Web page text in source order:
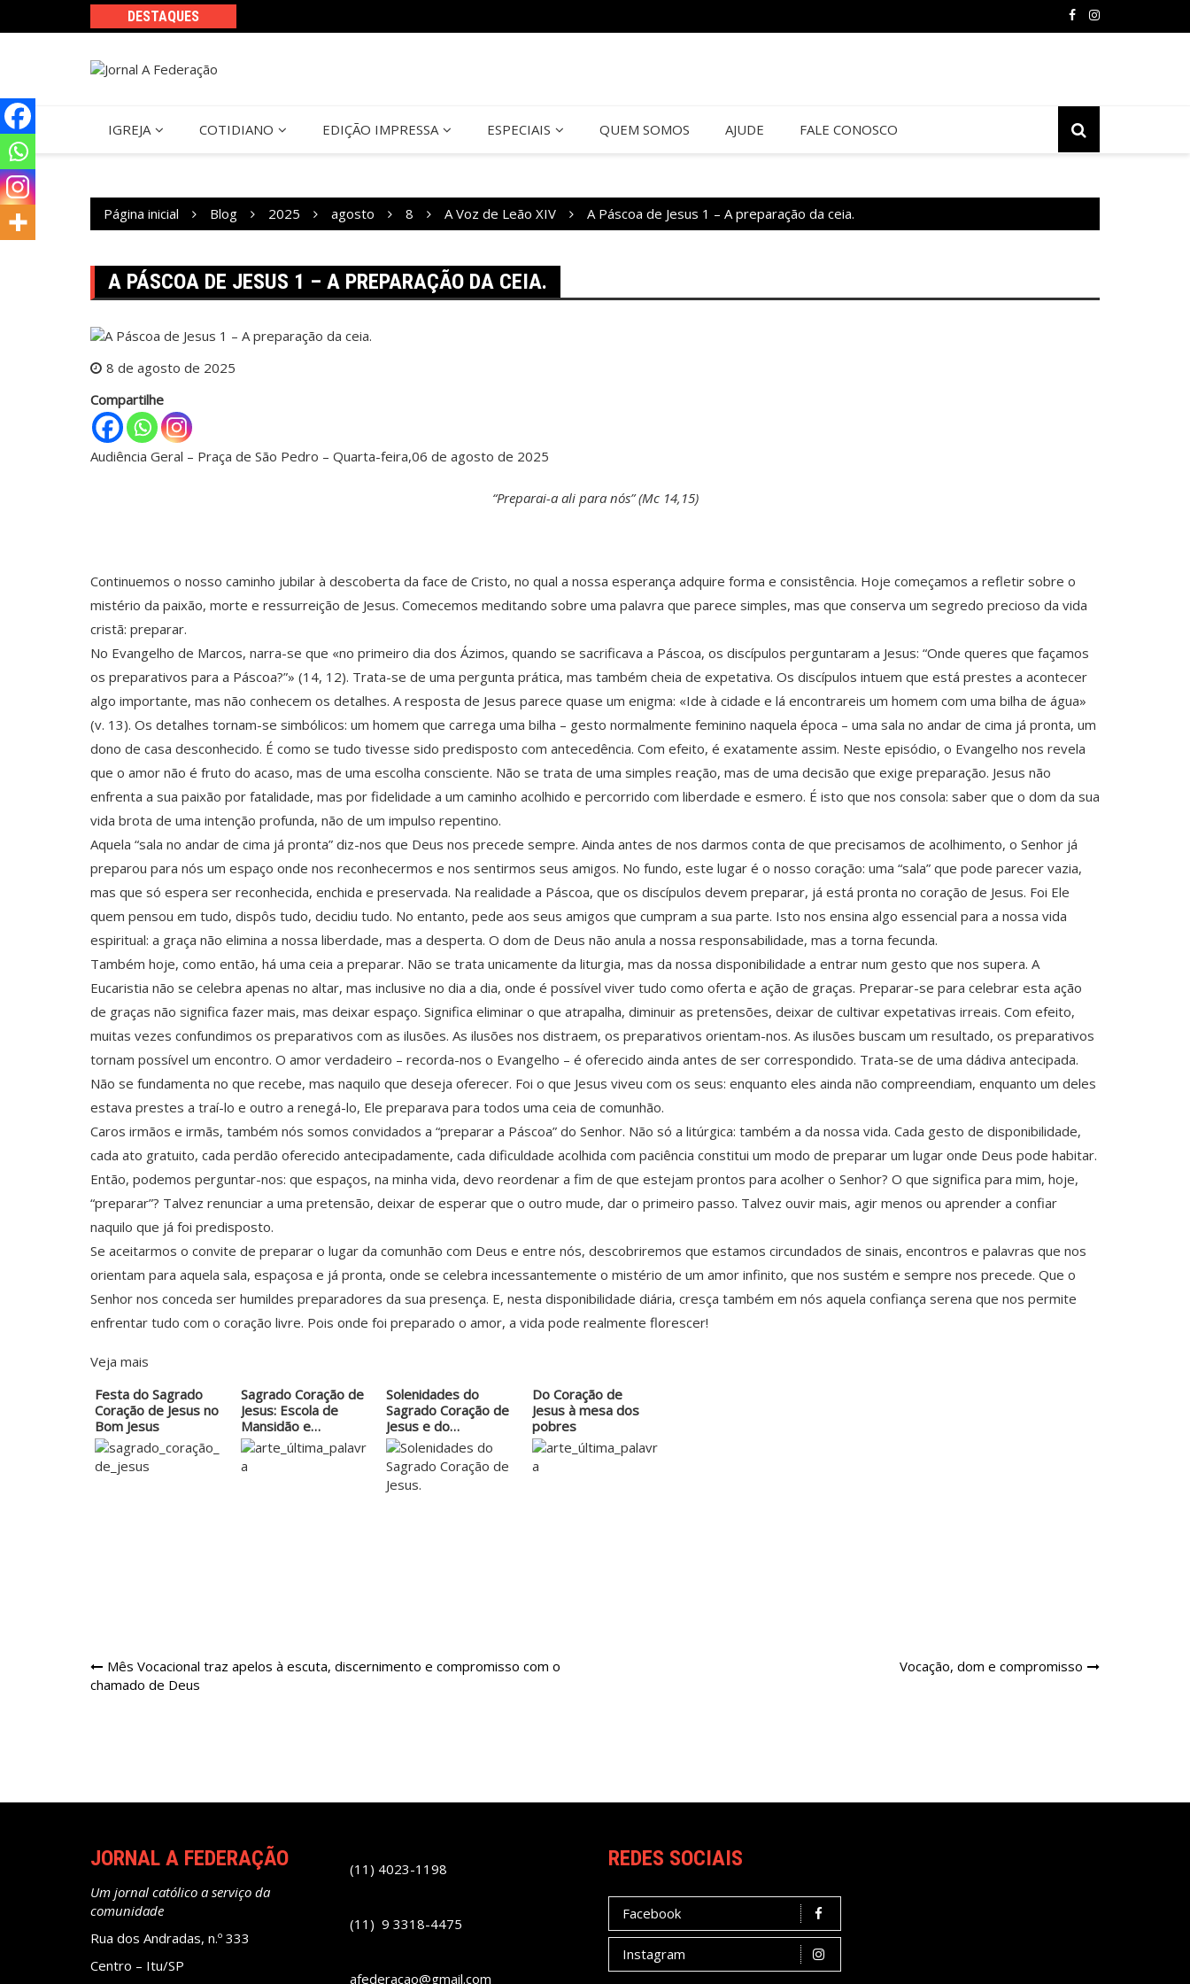
DESTAQUES
IGREJA COTIDIANO EDIÇÃO IMPRESSA ESPECIAIS QUEM SOMOS AJUDE FALE CONOSCO
Página inicial Blog 2025 agosto 8 A Voz de Leão XIV A Páscoa de Jesus 1 – A preparação da ceia.
A PÁSCOA DE JESUS 1 – A PREPARAÇÃO DA CEIA.
8 de agosto de 2025
Compartilhe
Audiência Geral – Praça de São Pedro – Quarta-feira,06 de agosto de 2025
“Preparai-a ali para nós” (Mc 14,15)
Continuemos o nosso caminho jubilar à descoberta da face de Cristo, no qual a nossa esperança adquire forma e consistência. Hoje começamos a refletir sobre o
mistério da paixão, morte e ressurreição de Jesus. Comecemos meditando sobre uma palavra que parece simples, mas que conserva um segredo precioso da vida
cristã: preparar.
No Evangelho de Marcos, narra-se que «no primeiro dia dos Ázimos, quando se sacrificava a Páscoa, os discípulos perguntaram a Jesus: “Onde queres que façamos
os preparativos para a Páscoa?”» (14, 12). Trata-se de uma pergunta prática, mas também cheia de expetativa. Os discípulos intuem que está prestes a acontecer
algo importante, mas não conhecem os detalhes. A resposta de Jesus parece quase um enigma: «Ide à cidade e lá encontrareis um homem com uma bilha de água»
(v. 13). Os detalhes tornam-se simbólicos: um homem que carrega uma bilha – gesto normalmente feminino naquela época – uma sala no andar de cima já pronta, um
dono de casa desconhecido. É como se tudo tivesse sido predisposto com antecedência. Com efeito, é exatamente assim. Neste episódio, o Evangelho nos revela
que o amor não é fruto do acaso, mas de uma escolha consciente. Não se trata de uma simples reação, mas de uma decisão que exige preparação. Jesus não
enfrenta a sua paixão por fatalidade, mas por fidelidade a um caminho acolhido e percorrido com liberdade e esmero. É isto que nos consola: saber que o dom da sua
vida brota de uma intenção profunda, não de um impulso repentino.
Aquela “sala no andar de cima já pronta” diz-nos que Deus nos precede sempre. Ainda antes de nos darmos conta de que precisamos de acolhimento, o Senhor já
preparou para nós um espaço onde nos reconhecermos e nos sentirmos seus amigos. No fundo, este lugar é o nosso coração: uma “sala” que pode parecer vazia,
mas que só espera ser reconhecida, enchida e preservada. Na realidade a Páscoa, que os discípulos devem preparar, já está pronta no coração de Jesus. Foi Ele
quem pensou em tudo, dispôs tudo, decidiu tudo. No entanto, pede aos seus amigos que cumpram a sua parte. Isto nos ensina algo essencial para a nossa vida
espiritual: a graça não elimina a nossa liberdade, mas a desperta. O dom de Deus não anula a nossa responsabilidade, mas a torna fecunda.
Também hoje, como então, há uma ceia a preparar. Não se trata unicamente da liturgia, mas da nossa disponibilidade a entrar num gesto que nos supera. A
Eucaristia não se celebra apenas no altar, mas inclusive no dia a dia, onde é possível viver tudo como oferta e ação de graças. Preparar-se para celebrar esta ação
de graças não significa fazer mais, mas deixar espaço. Significa eliminar o que atrapalha, diminuir as pretensões, deixar de cultivar expetativas irreais. Com efeito,
muitas vezes confundimos os preparativos com as ilusões. As ilusões nos distraem, os preparativos orientam-nos. As ilusões buscam um resultado, os preparativos
tornam possível um encontro. O amor verdadeiro – recorda-nos o Evangelho – é oferecido ainda antes de ser correspondido. Trata-se de uma dádiva antecipada.
Não se fundamenta no que recebe, mas naquilo que deseja oferecer. Foi o que Jesus viveu com os seus: enquanto eles ainda não compreendiam, enquanto um deles
estava prestes a traí-lo e outro a renegá-lo, Ele preparava para todos uma ceia de comunhão.
Caros irmãos e irmãs, também nós somos convidados a “preparar a Páscoa” do Senhor. Não só a litúrgica: também a da nossa vida. Cada gesto de disponibilidade,
cada ato gratuito, cada perdão oferecido antecipadamente, cada dificuldade acolhida com paciência constitui um modo de preparar um lugar onde Deus pode habitar.
Então, podemos perguntar-nos: que espaços, na minha vida, devo reordenar a fim de que estejam prontos para acolher o Senhor? O que significa para mim, hoje,
“preparar”? Talvez renunciar a uma pretensão, deixar de esperar que o outro mude, dar o primeiro passo. Talvez ouvir mais, agir menos ou aprender a confiar
naquilo que já foi predisposto.
Se aceitarmos o convite de preparar o lugar da comunhão com Deus e entre nós, descobriremos que estamos circundados de sinais, encontros e palavras que nos
orientam para aquela sala, espaçosa e já pronta, onde se celebra incessantemente o mistério de um amor infinito, que nos sustém e sempre nos precede. Que o
Senhor nos conceda ser humildes preparadores da sua presença. E, nesta disponibilidade diária, cresça também em nós aquela confiança serena que nos permite
enfrentar tudo com o coração livre. Pois onde foi preparado o amor, a vida pode realmente florescer!
Veja mais
Festa do Sagrado
Coração de Jesus no
Bom Jesus
Sagrado Coração de
Jesus: Escola de
Mansidão e
Humildade
Solenidades do
Sagrado Coração de
Jesus e do…
Do Coração de
Jesus à mesa dos
pobres
Navegação
de
Mês Vocacional traz apelos à escuta, discernimento e compromisso com o
chamado de Deus
Vocação, dom e compromisso
JORNAL A FEDERAÇÃO
Um jornal católico a serviço da
comunidade
Rua dos Andradas, n.º 333
Centro – Itu/SP
(11) 4023-1198
(11) 9 3318-4475
afederacao@gmail.com
REDES SOCIAIS
Facebook
Instagram